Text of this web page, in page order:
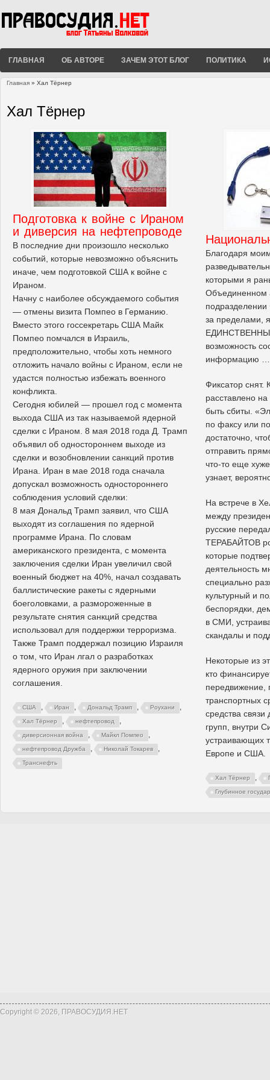
ГЛАВНАЯ ОБ АВТОРЕ ЗАЧЕМ ЭТОТ БЛОГ ПОЛИТИКА
Главная » Хал Тёрнер
Хал Тёрнер
Подготовка к войне с Ираном
и диверсия на нефтепроводе
В последние дни произошло несколько
событий, которые невозможно объяснить
иначе, чем подготовкой США к войне с
Ираном.
Начну с наиболее обсуждаемого события
— отмены визита Помпео в Германию.
Вместо этого госсекретарь США Майк
Помпео помчался в Израиль,
предположительно, чтобы хоть немного
отложить начало войны с Ираном, если не
удастся полностью избежать военного
конфликта.
Сегодня юбилей — прошел год с момента
выхода США из так называемой ядерной
сделки с Ираном. 8 мая 2018 года Д. Трамп
объявил об одностороннем выходе из
сделки и возобновлении санкций против
Ирана. Иран в мае 2018 года сначала
допускал возможность одностороннего
соблюдения условий сделки:
8 мая Дональд Трамп заявил, что США
выходят из соглашения по ядерной
программе Ирана. По словам
американского президента, с момента
заключения сделки Иран увеличил свой
военный бюджет на 40%, начал создавать
баллистические ракеты с ядерными
боеголовками, а размороженные в
результате снятия санкций средства
использовал для поддержки терроризма.
Также Трамп поддержал позицию Израиля
о том, что Иран лгал о разработках
ядерного оружия при заключении
соглашения.
США , Иран , Дональд Трамп , Роухани ,
Хал Тёрнер , нефтепровод ,
диверсионная война , Майкл Помпео ,
нефтепровод Дружба , Николай Токарев ,
Транснефть
Благодаря
которыми я
Объединенном
за пределами,
возможность
информацию …
Фиксатор снят.
расставлено на
быть сбиты.
по факсу или
достаточно,
отправить
что-то еще
узнает,
На встрече в
между
русские
ТЕРАБАЙТОВ
которые
деятельность
специально
культурный и
беспорядки,
в СМИ,
скандалы и
Некоторые из
кто
передвижение,
транспортных
средства связи
групп, внутри
устраивающих
Европе и США.
Хал Тёрнер ,
Глубинное
Copyright © 2026, ПРАВОСУДИЯ.НЕТ